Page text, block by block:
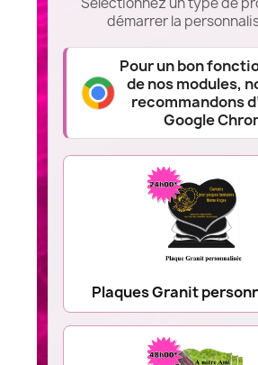
démarrer la
Pour un bon
de nos modules,
recommandons
Google
Plaques Granit